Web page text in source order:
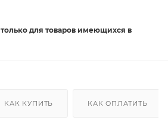
только для товаров имеющихся в
КАК КУПИТЬ КАК ОПЛАТИТЬ